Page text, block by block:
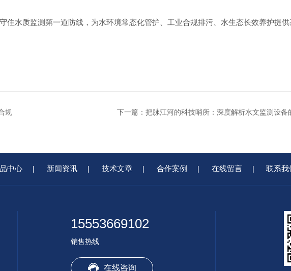
水质监测第一道防线，为水环境常态化管护、工业合规排污、水生态长效养护提供
规 下一篇： 把脉江河的科技哨所：深度解析水文监测设
中心 | 新闻资讯 | 技术文章 | 合作案例 | 在线留言 | 联系我
15553669102
销售热线
在线咨询